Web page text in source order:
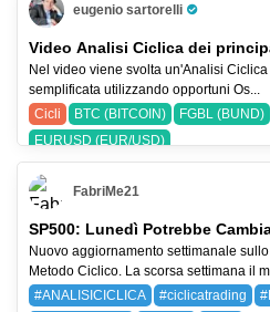
eugenio sartorelli
Pro Trader
Video Analisi Ciclica dei
Nel video viene svolta un'Analisi Ciclica
semplificata utilizzando opportuni Os...
Cicli
BTC (BITCOIN)
FGBL (BUND)
EURUSD (EUR/USD)
FabriMe21
SP500: Lunedì Potrebbe
Nuovo aggiornamento settimanale
Metodo Ciclico. La scorsa settimana il
#ANALISICICLICA
#ciclicatrading